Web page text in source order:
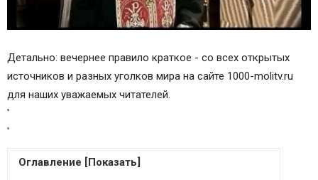
Детально: вечернее правило краткое - со всех открытых
источников и разных уголков мира на сайте 1000-molitv.ru
для наших уважаемых читателей.
'
'
Оглавление [Показать]